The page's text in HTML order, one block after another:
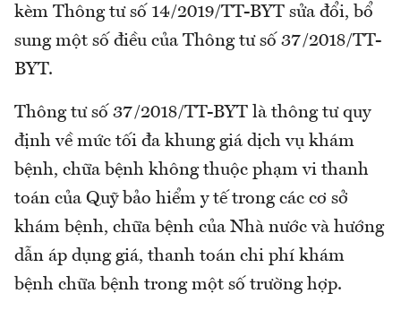
kèm Thông tư số 14/2019/TT-BYT sửa đổi, bổ
sung một số điều của Thông tư số 37/2018/TT-
BYT.
Thông tư số 37/2018/TT-BYT là thông tư quy
định về mức tối đa khung giá dịch vụ khám
bệnh, chữa bệnh không thuộc phạm vi thanh
toán của Quỹ bảo hiểm y tế trong các cơ sở
khám bệnh, chữa bệnh của Nhà nước và hướng
dẫn áp dụng giá, thanh toán chi phí khám
bệnh chữa bệnh trong một số trường hợp.